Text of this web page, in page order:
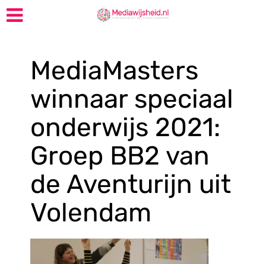
MediaMasters
winnaar speciaal
onderwijs 2021:
Groep BB2 van
de Aventurijn uit
Volendam